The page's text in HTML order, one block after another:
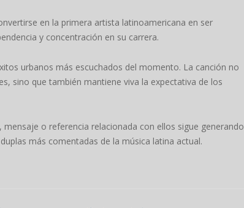
en la primera artista latinoamericana en ser
y concentración en su carrera.
urbanos más escuchados del momento. La canción no
sino que también mantiene viva la expectativa de los
o referencia relacionada con ellos sigue generando
más comentadas de la música latina actual.